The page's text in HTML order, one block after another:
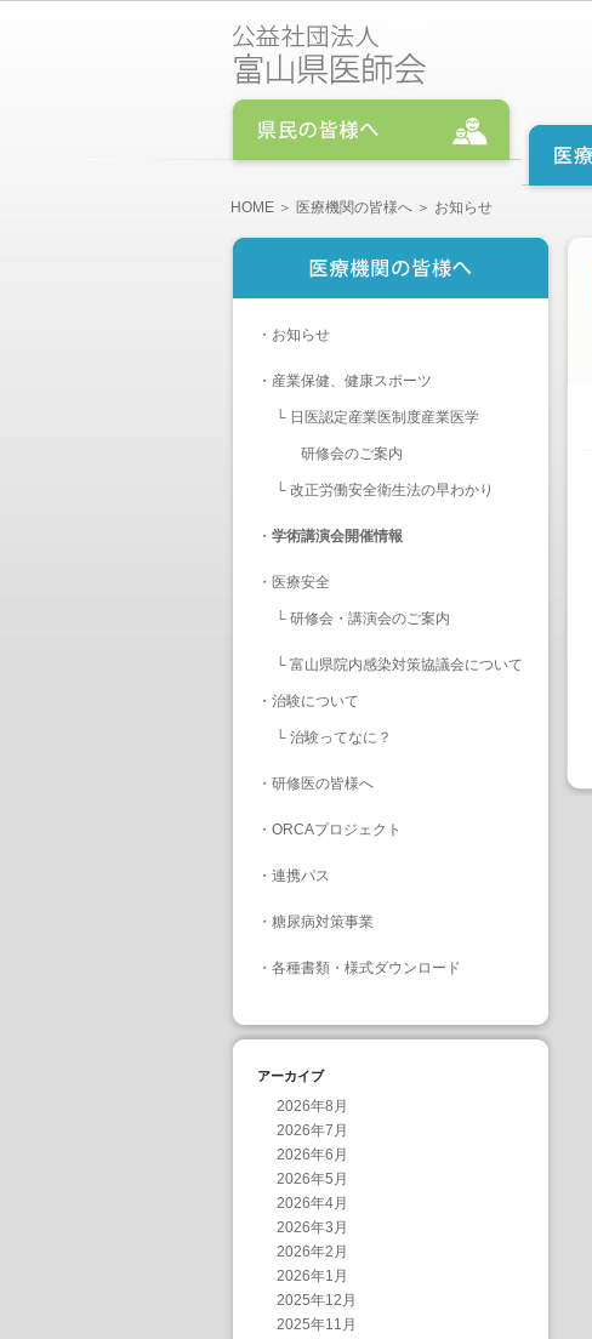
HOME ＞ 医療機関の皆様へ ＞ お知らせ
・ お知らせ
・ 産業保健、健康スポーツ
└ 日医認定産業医制度産業医学
研修会のご案内
└ 改正労働安全衛生法の早わかり
・ 学術講演会開催情報
・ 医療安全
└ 研修会・講演会のご案内
└ 富山県院内感染対策協議会について
・ 治験について
└ 治験ってなに？
・ 研修医の皆様へ
・ ORCAプロジェクト
・ 連携パス
・ 糖尿病対策事業
・ 各種書類・様式ダウンロード
アーカイブ
2026年8月
2026年7月
2026年6月
2026年5月
2026年4月
2026年3月
2026年2月
2026年1月
2025年12月
2025年11月